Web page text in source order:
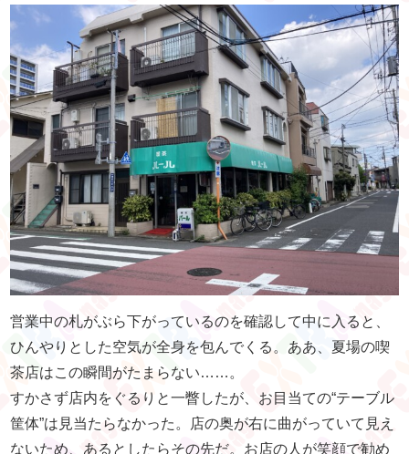
営業中の札がぶら下がっているのを確認して中に入ると、
ひんやりとした空気が全身を包んでくる。ああ、夏場の喫
茶店はこの瞬間がたまらない……。
すかさず店内をぐるりと一瞥したが、お目当ての“テーブル
筐体”は見当たらなかった。店の奥が右に曲がっていて見え
ないため、あるとしたらその先だ。お店の人が笑顔で勧め